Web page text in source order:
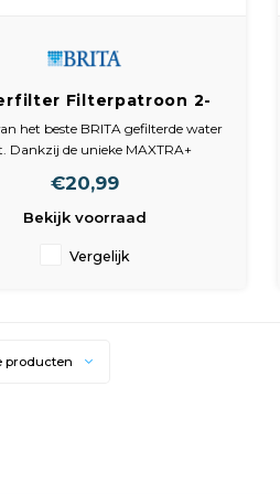
Filterpatroon 2-
pack
het beste BRITA gefilterde water
Dankzij de unieke MAXTRA+
en
stoffen, verminderd.
zoals lood en koper, die via de
€20,99
Bekijk voorraad
Vergelijk
producten